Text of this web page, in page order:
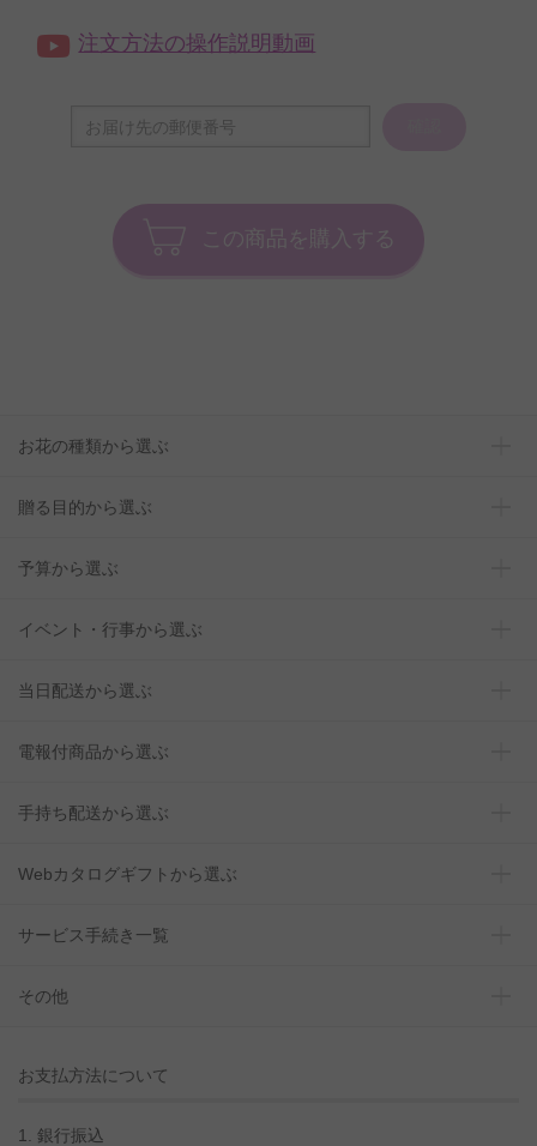
注文方法の操作説明動画
この商品を購入する
お花の種類から選ぶ
贈る目的から選ぶ
予算から選ぶ
イベント・行事から選ぶ
当日配送から選ぶ
電報付商品から選ぶ
手持ち配送から選ぶ
Webカタログギフトから選ぶ
サービス手続き一覧
その他
お支払方法について
1. 銀行振込